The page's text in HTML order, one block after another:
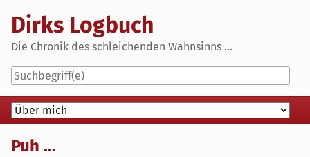
content
Dirks Logbuch
Die Chronik des schleichenden Wahnsinns ...
Navigation
Puh ...